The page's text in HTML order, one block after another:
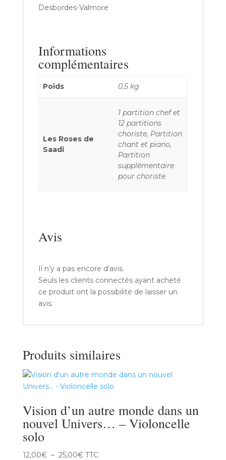
Desbordes-Valmore
Informations
complémentaires
Poids 0,5 kg
Les Roses de
Saadi
1 partition chef et
12 partitions
choriste, Partition
chant et piano,
Partition
supplémentaire
pour choriste
Avis
Il n’y a pas encore d’avis.
Seuls les clients connectés ayant acheté
ce produit ont la possibilité de laisser un
avis.
Produits similaires
Vision d’un autre monde dans un
nouvel Univers… – Violoncelle
solo
12,00€ – 25,00€Plage
TTC